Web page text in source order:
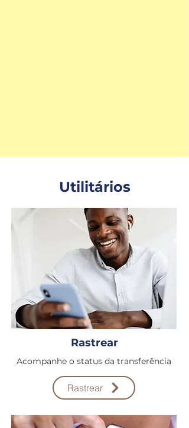
Utilitários
Rastrear
Acompanhe o status da transferência
Rastrear